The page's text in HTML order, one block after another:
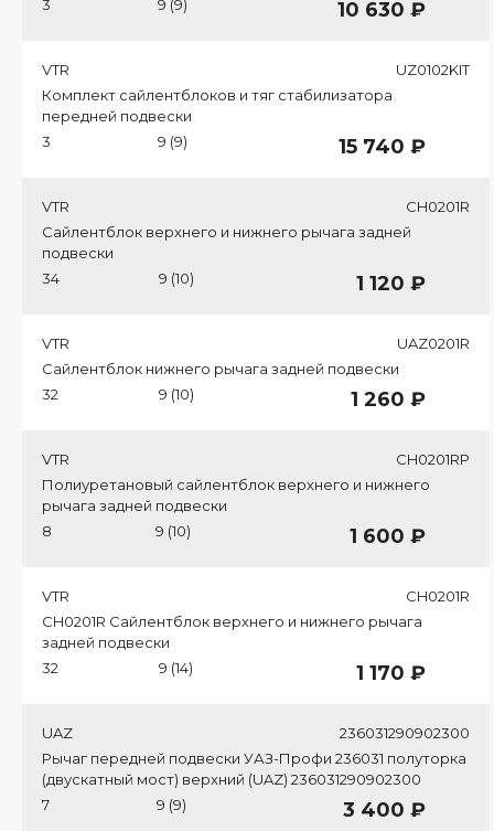
3 9 (9) 10 630 ₽
VTR
UZ0102KIT
Комплект сайлентблоков и тяг стабилизатора
передней подвески
3
9 (9) 15 740 ₽
VTR
CH0201R
Сайлентблок верхнего и нижнего рычага задней
подвески
34
9 (10) 1 120 ₽
VTR
UAZ0201R
Сайлентблок нижнего рычага задней подвески
32
9 (10) 1 260 ₽
VTR
CH0201RP
Полиуретановый сайлентблок верхнего и нижнего
рычага задней подвески
8
9 (10) 1 600 ₽
VTR
CH0201R
CH0201R Сайлентблок верхнего и нижнего рычага
задней подвески
32
9 (14) 1 170 ₽
UAZ
236031290902300
Рычаг передней подвески УАЗ-Профи 236031 полуторка
(двускатный мост) верхний (UAZ) 236031290902300
7
9 (9) 3 400 ₽